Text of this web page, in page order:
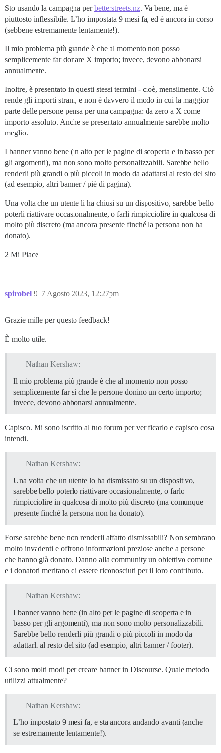
Sto usando la campagna perbetterstreets.nz. Va bene, ma è
piuttosto inflessibile. L’ho impostata 9 mesi fa, ed è ancora in corso
(sebbene estremamente lentamente!).
Il mio problema più grande è che al momento non posso
semplicemente far donare X importo; invece, devono abbonarsi
annualmente.
Inoltre, è presentato in questi stessi termini - cioè, mensilmente. Ciò
rende gli importi strani, e non è davvero il modo in cui la maggior
parte delle persone pensa per una campagna: da zero a X come
importo assoluto. Anche se presentato annualmente sarebbe molto
meglio.
I banner vanno bene (in alto per le pagine di scoperta e in basso per
gli argomenti), ma non sono molto personalizzabili. Sarebbe bello
renderli più grandi o più piccoli in modo da adattarsi al resto del sito
(ad esempio, altri banner / piè di pagina).
Una volta che un utente li ha chiusi su un dispositivo, sarebbe bello
poterli riattivare occasionalmente, o farli rimpicciolire in qualcosa di
molto più discreto (ma ancora presente finché la persona non ha
donato).
2 Mi Piace
spirobel 7 Agosto 2023, 12:27pm
9
Grazie mille per questo feedback!
È molto utile.
Nathan Kershaw:
Il mio problema più grande è che al momento non posso
semplicemente far sì che le persone donino un certo importo;
invece, devono abbonarsi annualmente.
Capisco. Mi sono iscritto al tuo forum per verificarlo e capisco cosa
intendi.
Nathan Kershaw:
Una volta che un utente lo ha dismissato su un dispositivo,
sarebbe bello poterlo riattivare occasionalmente, o farlo
rimpicciolire in qualcosa di molto più discreto (ma comunque
presente finché la persona non ha donato).
Forse sarebbe bene non renderli affatto dismissabili? Non sembrano
molto invadenti e offrono informazioni preziose anche a persone
che hanno già donato. Danno alla community un obiettivo comune
e i donatori meritano di essere riconosciuti per il loro contributo.
Nathan Kershaw:
I banner vanno bene (in alto per le pagine di scoperta e in
basso per gli argomenti), ma non sono molto personalizzabili.
Sarebbe bello renderli più grandi o più piccoli in modo da
adattarli al resto del sito (ad esempio, altri banner / footer).
Ci sono molti modi per creare banner in Discourse. Quale metodo
utilizzi attualmente?
Nathan Kershaw:
L’ho impostato 9 mesi fa, e sta ancora andando avanti (anche
se estremamente lentamente!).